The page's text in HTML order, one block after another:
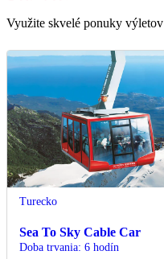
Využite skvelé ponuky
Turecko
Sea To Sky Cable Car
Doba trvania: 6 hodín